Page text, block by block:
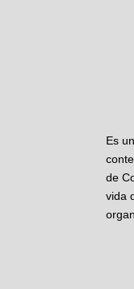
Es
de
vida